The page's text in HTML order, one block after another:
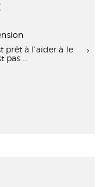
prêt à l’aider à le
...